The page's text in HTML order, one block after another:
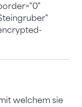
welchem sie